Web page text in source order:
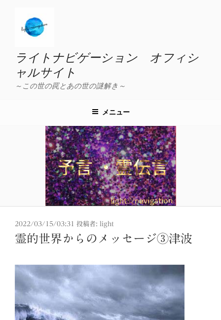
ライトナビゲーション オフィシ
ャルサイト
～この世の罠とあの世の謎解き～
メニュー
投
稿
日:
2022/03/15/03:31 投稿者: light
霊的世界からのメッセージ③津波